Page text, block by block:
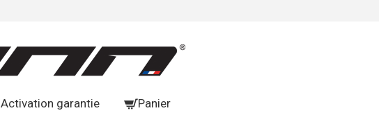
Activation garantie Panier